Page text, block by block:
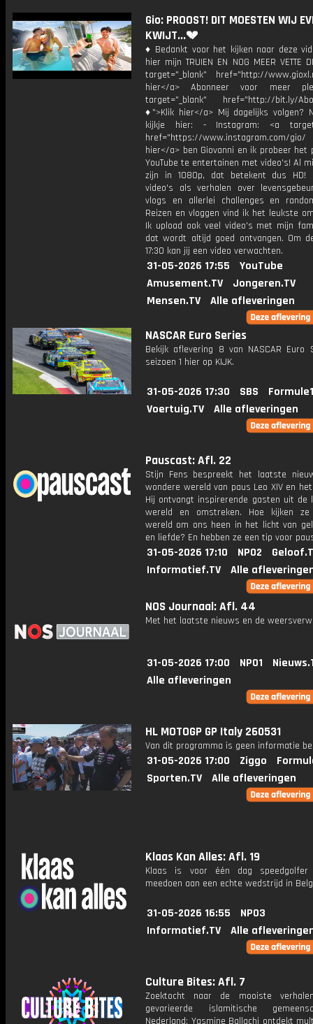
Gio: PROOST! DIT MOESTEN WIJ
KWIJT...💔
♦ Bedankt voor het kijken naar deze
hier mijn TRUIEN EN NOG MEER VETTE
target="_blank" href="http://
hier</a> Abonneer voor meer
target="_blank" href="http://bit.ly/
♦">Klik hier</a> Mij dagelijks volgen?
kijkje hier: - Instagram: <a
href="https://www.instagram.com/
hier</a> ben Giovanni en ik probeer het
YouTube te entertainen met video's! Al
zijn in 1080p, dat betekent dus HD!
video's als verhalen over
vlogs en allerlei challenges en
Reizen en vloggen vind ik het leukste
Ik upload ook veel video's met mijn
dat wordt altijd goed ontvangen. Om
17:30 kan jij een video verwachten.
31-05-2026 17:55
YouTube
Amusement.TV
Jongeren.TV
Mensen.TV
Alle afleveringen
NASCAR Euro Series
Bekijk aflevering 8 van NASCAR Euro
seizoen 1 hier op KIJK.
31-05-2026 17:30 SBS
Voertuig.TV
Alle afleveringen
Pauscast: Afl. 22
Stijn Fens bespreekt het laatste
wondere wereld van paus Leo XIV en
Hij ontvangt inspirerende gasten uit de
wereld en omstreken. Hoe kijken
wereld om ons heen in het licht van
en liefde? En hebben ze een tip voor
31-05-2026 17:10 NPO2
Informatief.TV
Alle
NOS Journaal: Afl. 44
Met het laatste nieuws en de
31-05-2026 17:00 NPO1
Alle afleveringen
HL MOTOGP GP Italy 260531
Van dit programma is geen informatie
31-05-2026 17:00 Ziggo
Sporten.TV
Alle afleveringen
Klaas Kan Alles: Afl. 19
Klaas is voor één dag
meedoen aan een echte wedstrijd in
31-05-2026 16:55
NPO3
Informatief.TV
Alle
Culture Bites: Afl. 7
Zoektocht naar de mooiste
gevarieerde islamitische
Nederland: Yasmine Ballachi ontdekt